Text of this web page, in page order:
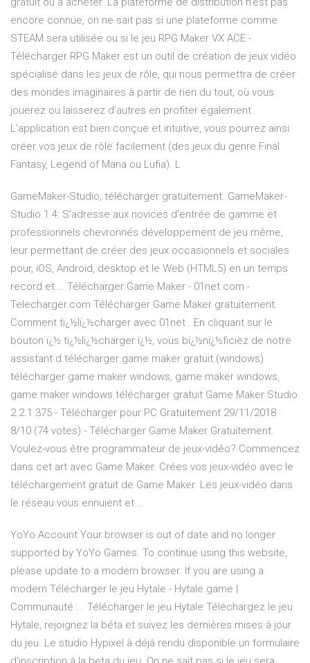
encore connue, on ne sait pas si une plateforme comme
STEAM sera utilisée ou si le jeu RPG Maker VX ACE -
Télécharger RPG Maker est un outil de création de jeux vidéo
spécialisé dans les jeux de rôle, qui nous permettra de créer
des mondes imaginaires à partir de rien du tout, où vous
jouerez ou laisserez d’autres en profiter également.
L’application est bien conçue et intuitive, vous pourrez ainsi
créer vos jeux de rôle facilement (des jeux du genre Final
Fantasy, Legend of Mana ou Lufia). L
GameMaker-Studio, télécharger gratuitement. GameMaker-
Studio 1.4: S'adresse aux novices d'entrée de gamme et
professionnels chevronnés développement de jeu même,
leur permettant de créer des jeux occasionnels et sociales
pour, iOS, Android, desktop et le Web (HTML5) en un temps
record et … Télécharger Game Maker - 01net.com -
Telecharger.com Télécharger Game Maker gratuitement.
Comment tï¿½lï¿½charger avec 01net . En cliquant sur le
bouton ï¿½ tï¿½lï¿½charger ï¿½, vous bï¿½nï¿½ficiez de notre
assistant d télécharger game maker gratuit (windows)
télécharger game maker windows, game maker windows,
game maker windows télécharger gratuit Game Maker Studio
2.2.1.375 - Télécharger pour PC Gratuitement 29/11/2018 ·
8/10 (74 votes) - Télécharger Game Maker Gratuitement.
Voulez-vous être programmateur de jeux-vidéo? Commencez
dans cet art avec Game Maker. Crées vos jeux-vidéo avec le
téléchargement gratuit de Game Maker. Les jeux-vidéo dans
le réseau vous ennuient et …
YoYo Account Your browser is out of date and no longer
supported by YoYo Games. To continue using this website,
please update to a modern browser. If you are using a
modern Télécharger le jeu Hytale - Hytale.game |
Communauté ... Télécharger le jeu Hytale Téléchargez le jeu
Hytale, rejoignez la béta et suivez les dernières mises à jour
du jeu. Le studio Hypixel à déjà rendu disponible un formulaire